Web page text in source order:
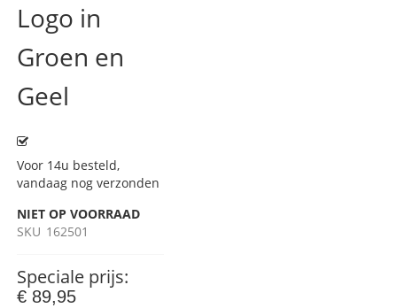
Logo in
Groen en
Geel
Voor 14u besteld,
vandaag nog verzonden
NIET OP VOORRAAD
SKU 162501
Speciale prijs
€ 89,95